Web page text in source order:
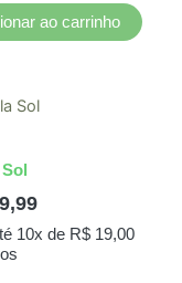
ao carrinho
10x de R$19,00